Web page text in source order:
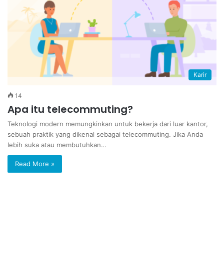
Karir
14
Apa itu telecommuting?
Teknologi modern memungkinkan untuk bekerja dari luar kantor,
sebuah praktik yang dikenal sebagai telecommuting. Jika Anda
lebih suka atau membutuhkan…
Read More »